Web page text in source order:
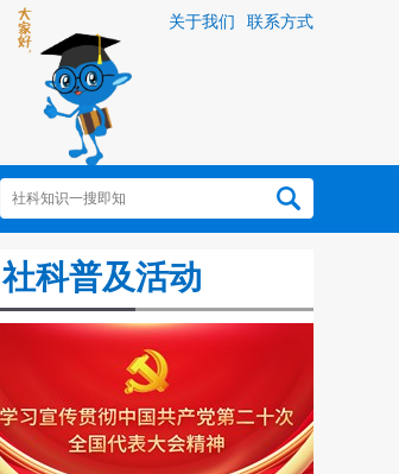
关于我们 联系方式
社科普及活动